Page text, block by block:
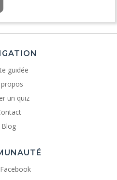
guidée
un quiz
Blog
Facebook